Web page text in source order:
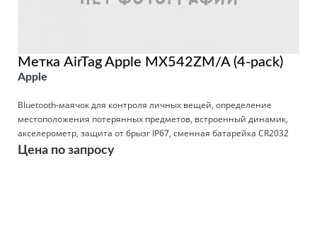
Метка AirTag Apple MX542ZM/A (4-pack)
Apple
Bluetooth-маячок для контроля личных вещей, определение
местоположения потерянных предметов, встроенный динамик,
акселерометр, защита от брызг IP67, сменная батарейка CR2032
Цена по запросу